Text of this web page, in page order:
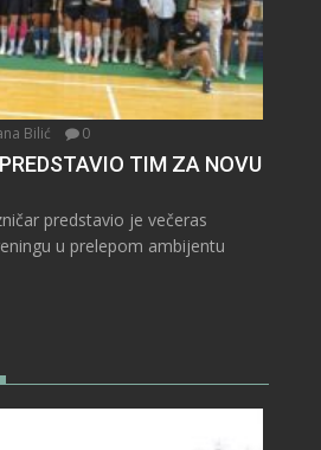
Bilić 0
TIM ZA NOVU
predstavio je večeras
u prelepom ambijentu